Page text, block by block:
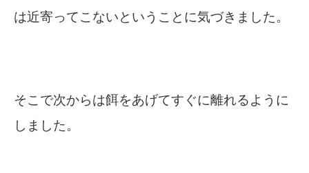
は近寄ってこないということに気づきました。
そこで次からは餌をあげてすぐに離れるように
しました。